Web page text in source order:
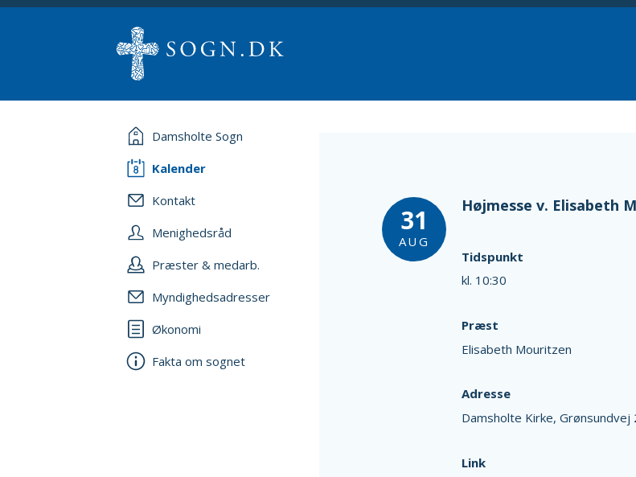
Damsholte Sogn
Kalender
Kontakt
Menighedsråd
Præster & medarb.
Myndighedsadresser
Økonomi
Fakta om sognet
31
AUG
Højmesse v. Elisabeth
Tidspunkt
kl. 10:30
Præst
Elisabeth Mouritzen
Adresse
Damsholte Kirke, Grønsundvej
Link